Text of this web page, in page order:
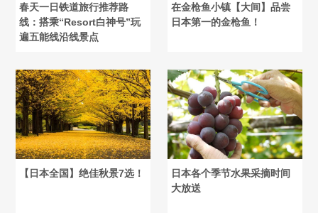
春天一日铁道旅行推荐路
线：搭乘“Resort白神号”玩
遍五能线沿线景点
在金枪鱼小镇【大间】品尝
日本第一的金枪鱼！
【日本全国】绝佳秋景7选！
日本各个季节水果采摘时间
大放送